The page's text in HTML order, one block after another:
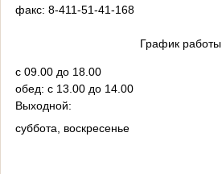
факс: 8-411-51-41-168
График работы
с 09.00 до 18.00
обед: c 13.00 до 14.00
Выходной:
суббота, воскресенье